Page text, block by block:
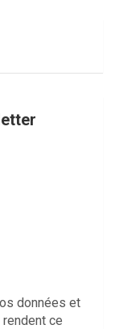
données et
ce